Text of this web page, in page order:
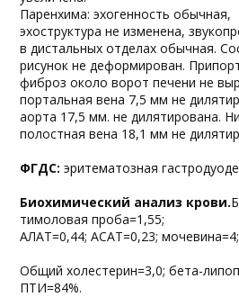
Паренхима: эхогенность обычная,
эхоструктура не изменена,
в дистальных отделах обычная.
рисунок не деформирован.
фиброз около ворот печени не
портальная вена 7,5 мм не
аорта 17,5 мм. не дилятирована.
полостная вена 18,1 мм не
ФГДС: эритематозная
Биохимический анализ крови.
тимоловая проба=1,55;
АЛАТ=0,44; АСАТ=0,23;
Общий холестерин=3,0; бета-
ПТИ=84%.